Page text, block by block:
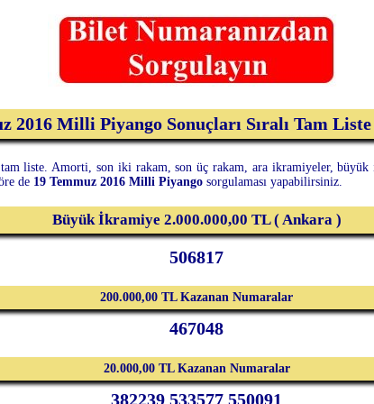
2016 Milli Piyango Sonuçları Sıralı Tam
liste. Amorti, son iki rakam, son üç rakam, ara ikramiyeler,
de 19 Temmuz 2016 Milli Piyango sorgulaması yapabilirsiniz.
Büyük İkramiye 2.000.000,00 TL ( Ankara )
506817
200.000,00 TL Kazanan Numaralar
467048
20.000,00 TL Kazanan Numaralar
382239 533577 550091